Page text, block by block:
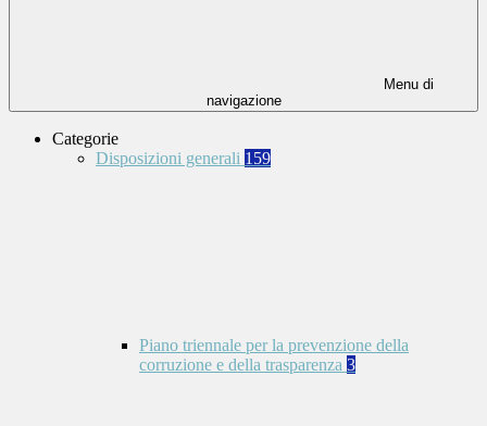
Menu di
navigazione
Categorie
Disposizioni generali 159
Piano triennale per la prevenzione della
corruzione e della trasparenza 3